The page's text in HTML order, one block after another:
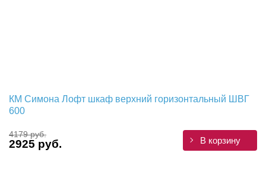
КМ Симона Лофт шкаф верхний горизонтальный ШВГ
600
4179 руб.
2925 руб. В корзину